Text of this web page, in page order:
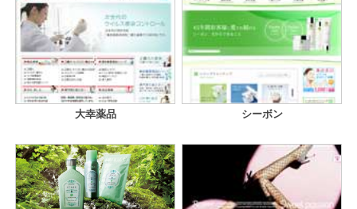
大幸薬品 シーボン